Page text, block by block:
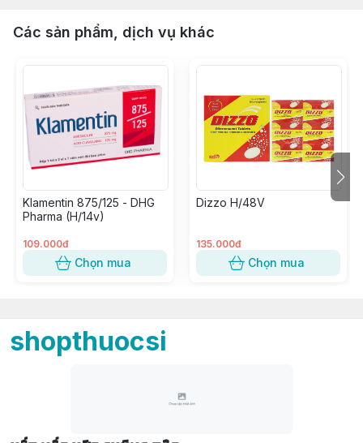
Các sản phẩm, dịch vụ khác
Klamentin 875/125 - DHG
Pharma (H/14v)
109.000đ
Chọn mua
Dizzo H/48V
135.000đ
Chọn mua
shopthuocsi